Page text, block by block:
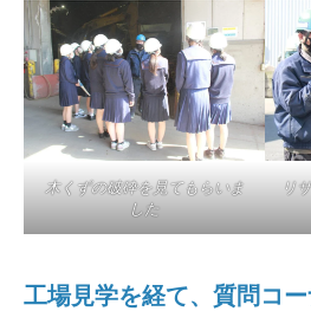
木くずの破砕を見てもらいま
した
リ
工場見学を経て、質問コ